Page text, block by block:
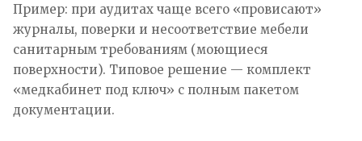
Пример: при аудитах чаще всего «провисают»
журналы, поверки и несоответствие мебели
санитарным требованиям (моющиеся
поверхности). Типовое решение — комплект
«медкабинет под ключ» с полным пакетом
документации.